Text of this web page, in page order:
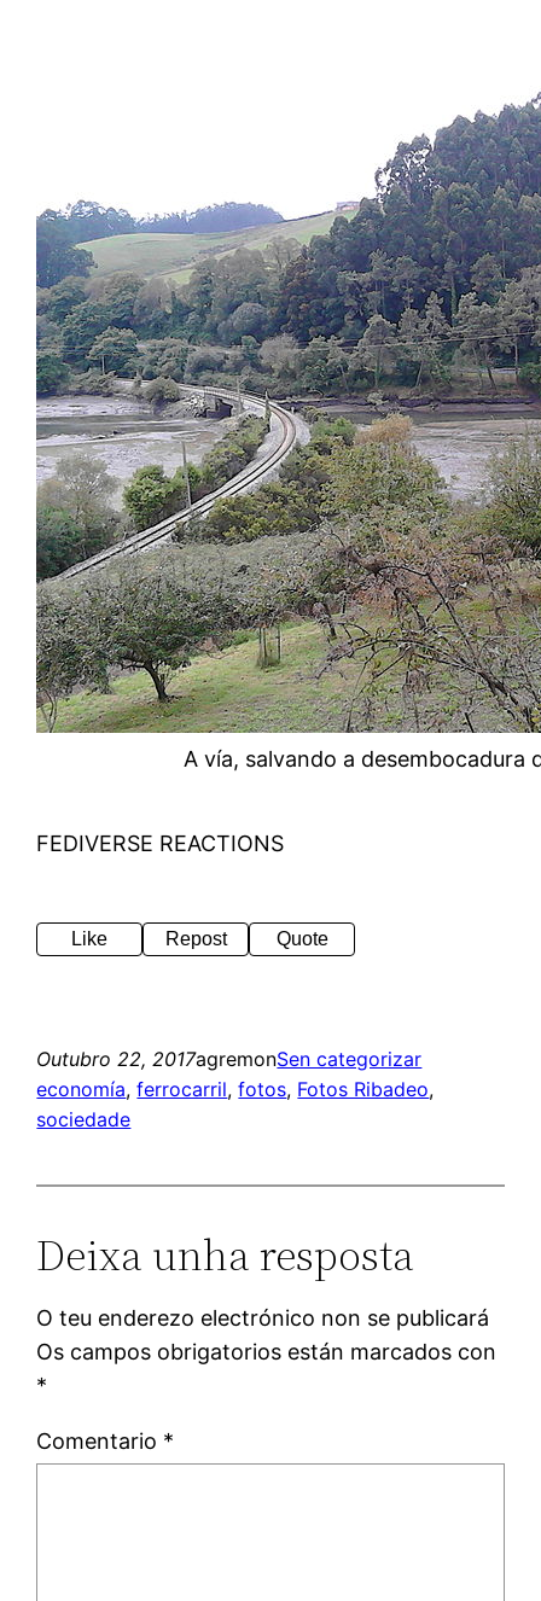
A vía, salvando a desembocadura
FEDIVERSE REACTIONS
Like Repost Quote
Outubro 22, 2017agremonSen categorizar
economía, ferrocarril, fotos, Fotos Ribadeo
sociedade
Deixa unha resposta
O teu enderezo electrónico non se publicará
Os campos obrigatorios están marcados con
*
Comentario *